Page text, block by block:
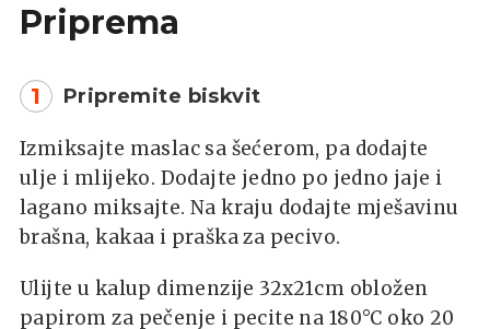
Priprema
1 Pripremite biskvit
Izmiksajte maslac sa šećerom, pa dodajte
ulje i mlijeko. Dodajte jedno po jedno jaje i
lagano miksajte. Na kraju dodajte mješavinu
brašna, kakaa i praška za pecivo.
Ulijte u kalup dimenzije 32x21cm obložen
papirom za pečenje i pecite na 180°C oko 20